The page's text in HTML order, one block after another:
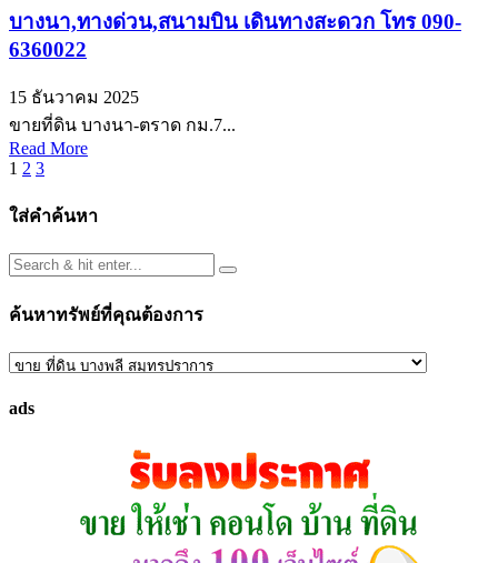
บางนา,ทางด่วน,สนามบิน เดินทางสะดวก โทร 090-
6360022
15 ธันวาคม 2025
ขายที่ดิน บางนา-ตราด กม.7...
Read More
Posts
pagination
1 2 3
ใส่คำค้นหา
ค้นหาทรัพย์ที่คุณต้องการ
ค้นหา
ที่
ads